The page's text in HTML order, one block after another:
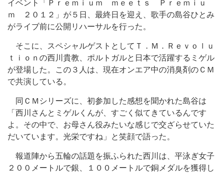
イベント「Ｐｒｅｍｉｕｍ ｍｅｅｔｓ Ｐｒｅｍｉｕ
ｍ ２０１２」が５日、最終日を迎え、歌手の島谷ひとみ
がライブ前に公開リハーサルを行った。
そこに、スペシャルゲストとしてＴ．Ｍ．Ｒｅｖｏｌｕ
ｔｉｏｎの西川貴教、ポルトガルと日本で活躍するミゲル
が登場した。この３人は、現在オンエア中の消臭剤のＣＭ
で共演している。
同ＣＭシリーズに、初参加した感想を聞かれた島谷は
「西川さんとミゲルくんが、すごく似てきているんです
よ。その中で、お母さん役みたいな感じで交ざらせていた
だいています。光栄ですね」と笑顔で語った。
報道陣から五輪の話題を振ふられた西川は、平泳ぎ女子
２００メートルで銀、１００メートルで銅メダルを獲得し